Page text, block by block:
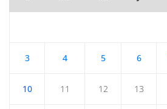
3 4 5 6
10 11 12 13